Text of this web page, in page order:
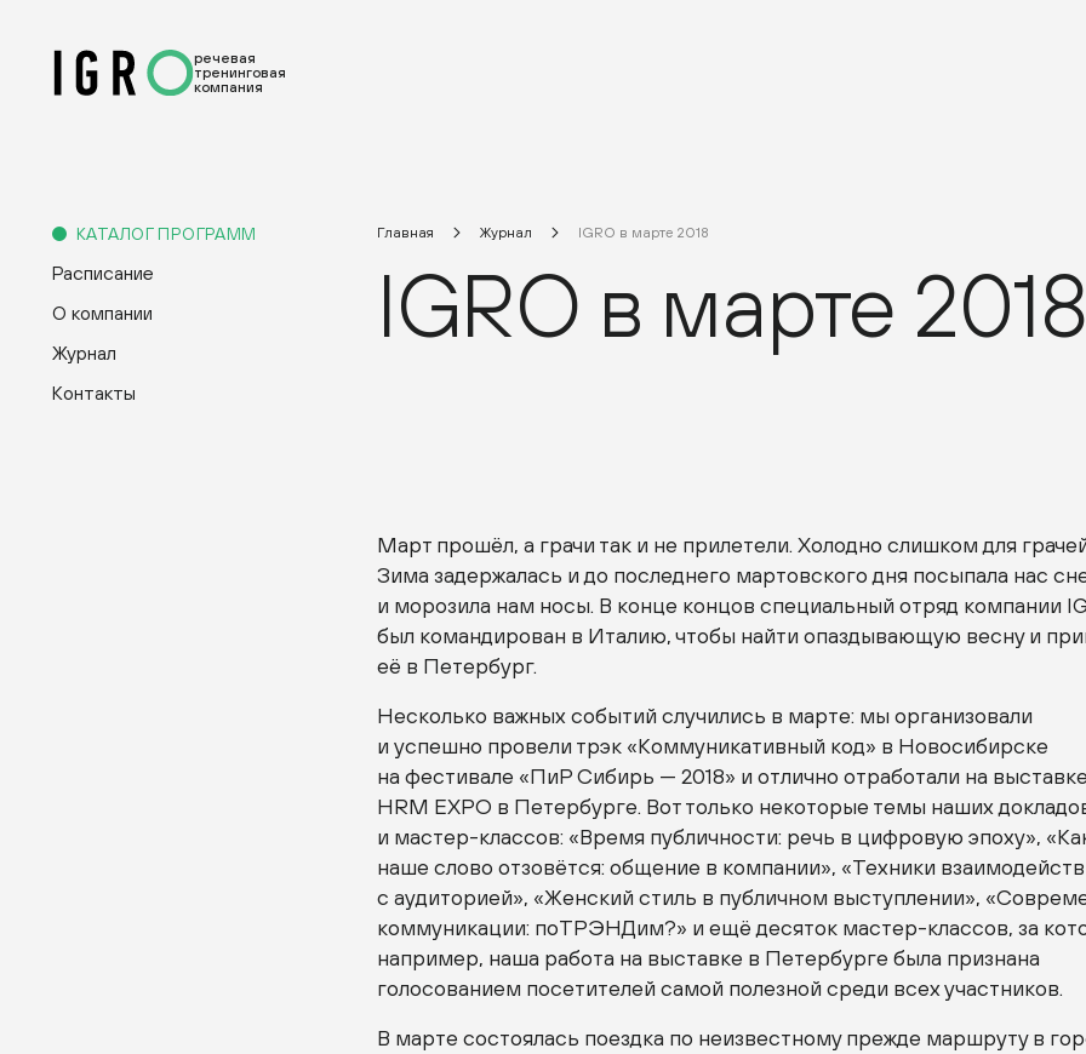
речевая
тренинговая
компания
КАТАЛОГ ПРОГРАММ
Расписание
О компании
Журнал
Контакты
Главная Журнал IGRO в марте 2018
IGRO в марте
Март прошёл, а грачи так и не прилетели. Холодно слишком для
Зима задержалась и до последнего мартовского дня посыпала нас
и морозила нам носы. В конце концов специальный отряд компании
был командирован в Италию, чтобы найти опаздывающую весну и
её в Петербург.
Несколько важных событий случились в марте: мы организовали
и успешно провели трэк «Коммуникативный код» в Новосибирске
на фестивале «ПиР Сибирь — 2018» и отлично отработали на
HRM EXPO в Петербурге. Вот только некоторые темы наших
и мастер-классов: «Время публичности: речь в цифровую эпоху»,
наше слово отзовётся: общение в компании», «Техники
с аудиторией», «Женский стиль в публичном выступлении»,
коммуникации: поТРЭНДим?» и ещё десяток мастер-классов, за
например, наша работа на выставке в Петербурге была признана
голосованием посетителей самой полезной среди всех участников.
В марте состоялась поездка по неизвестному прежде маршруту в